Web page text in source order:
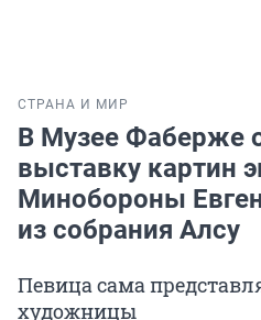
СТРАНА И МИР
В Музее Фаберже
выставку картин
Минобороны
из собрания Алсу
Певица сама
художницы